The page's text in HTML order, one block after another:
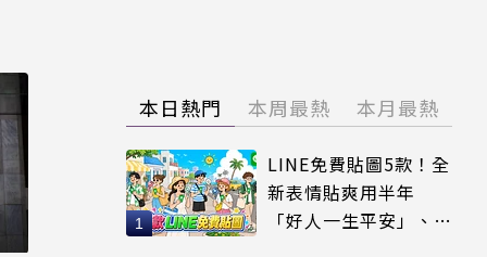
本日熱門 本周最熱 本月最熱
LINE免費貼圖5款！全
新表情貼爽用半年
「好人一生平安」、